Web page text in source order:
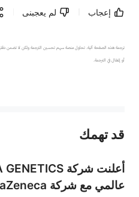
إعجاب لم يعجبنى
ترجمة هذه الصفحة آلية. تحاول منصة سهم تحسين الترجمة ولكن لا تضمن
أو إغفال في الترجمة.
عند الضرورة، يرجى استشارة مستشار استثمار محترف. لا تقدم منصة سهم أي
قد تهمك